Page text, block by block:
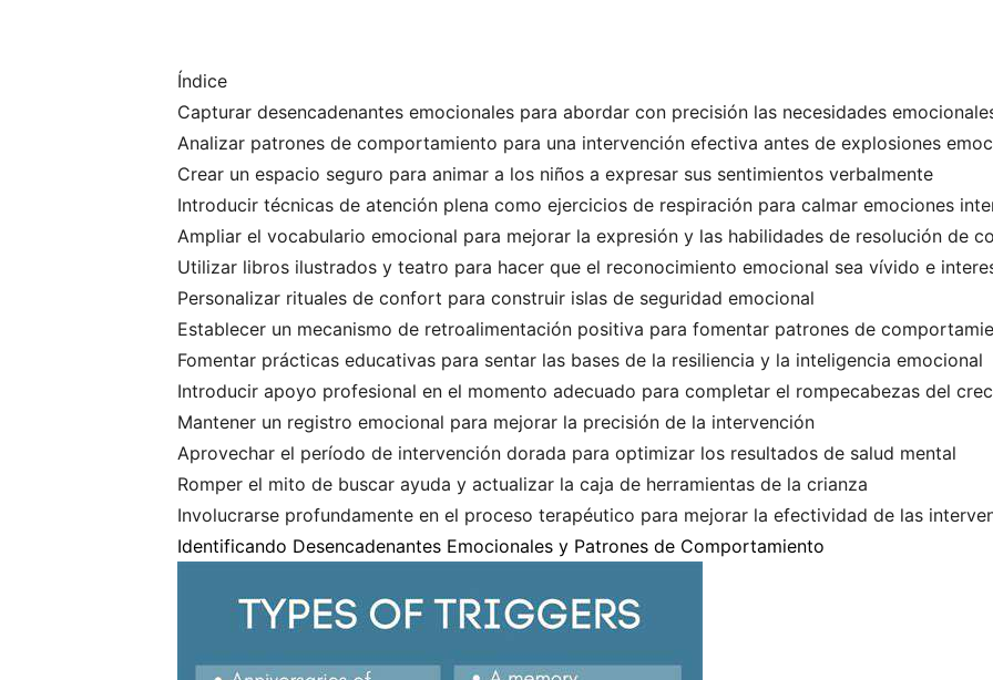
Índice
Capturar desencadenantes emocionales para abordar con precisión las necesidades
Analizar patrones de comportamiento para una intervención efectiva antes de explosiones
Crear un espacio seguro para animar a los niños a expresar sus sentimientos verbalmente
Introducir técnicas de atención plena como ejercicios de respiración para calmar emociones
Ampliar el vocabulario emocional para mejorar la expresión y las habilidades de resolución de
Utilizar libros ilustrados y teatro para hacer que el reconocimiento emocional sea vívido e
Personalizar rituales de confort para construir islas de seguridad emocional
Establecer un mecanismo de retroalimentación positiva para fomentar patrones de
Fomentar prácticas educativas para sentar las bases de la resiliencia y la inteligencia emocional
Introducir apoyo profesional en el momento adecuado para completar el rompecabezas del
Mantener un registro emocional para mejorar la precisión de la intervención
Aprovechar el período de intervención dorada para optimizar los resultados de salud mental
Romper el mito de buscar ayuda y actualizar la caja de herramientas de la crianza
Involucrarse profundamente en el proceso terapéutico para mejorar la efectividad de las
Identificando Desencadenantes Emocionales y Patrones de Comportamiento